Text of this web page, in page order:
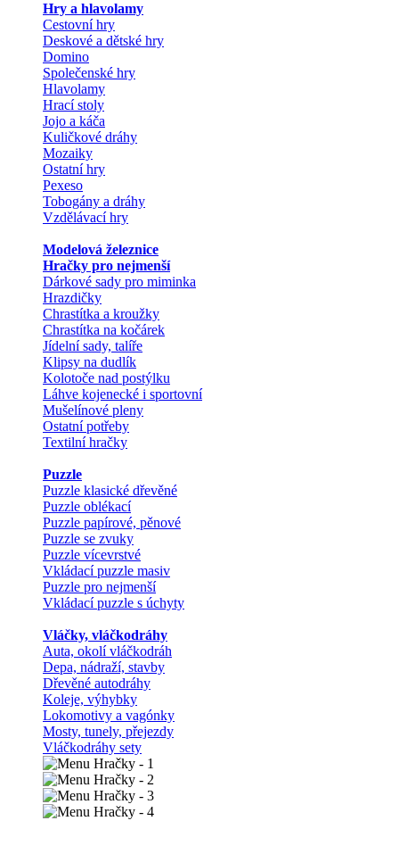
Hry a hlavolamy
Cestovní hry
Deskové a dětské hry
Domino
Společenské hry
Hlavolamy
Hrací stoly
Jojo a káča
Kuličkové dráhy
Mozaiky
Ostatní hry
Pexeso
Tobogány a dráhy
Vzdělávací hry
Modelová železnice
Hračky pro nejmenší
Dárkové sady pro miminka
Hrazdičky
Chrastítka a kroužky
Chrastítka na kočárek
Jídelní sady, talíře
Klipsy na dudlík
Kolotoče nad postýlku
Láhve kojenecké i sportovní
Mušelínové pleny
Ostatní potřeby
Textilní hračky
Puzzle
Puzzle klasické dřevěné
Puzzle oblékací
Puzzle papírové, pěnové
Puzzle se zvuky
Puzzle vícevrstvé
Vkládací puzzle masiv
Puzzle pro nejmenší
Vkládací puzzle s úchyty
Vláčky, vláčkodráhy
Auta, okolí vláčkodráh
Depa, nádraží, stavby
Dřevěné autodráhy
Koleje, výhybky
Lokomotivy a vagónky
Mosty, tunely, přejezdy
Vláčkodráhy sety